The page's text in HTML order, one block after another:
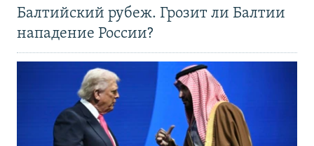
Балтийский рубеж. Грозит ли Балтии
нападение России?